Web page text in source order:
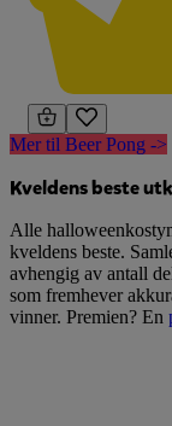
Mer til Beer Pong ->
Kveldens beste
Alle
kveldens beste.
avhengig av antall
som fremhever
vinner. Premien? En